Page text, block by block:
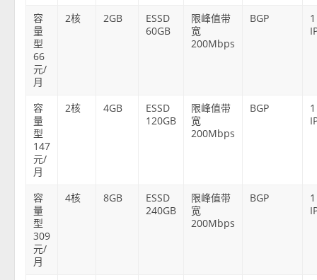
容
量
型
66
元/
月
2核 2GB
ESSD
60GB
限峰值带
宽
200Mbps
BGP
1
容
量
型
147
元/
月
2核 4GB
ESSD
120GB
限峰值带
宽
200Mbps
BGP
1
容
量
型
309
元/
月
4核 8GB
ESSD
240GB
限峰值带
宽
200Mbps
BGP
1